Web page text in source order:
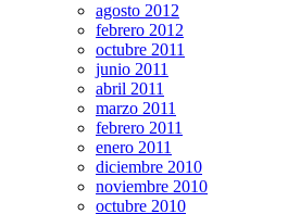
agosto 2012
febrero 2012
octubre 2011
junio 2011
abril 2011
marzo 2011
febrero 2011
enero 2011
diciembre 2010
noviembre 2010
octubre 2010